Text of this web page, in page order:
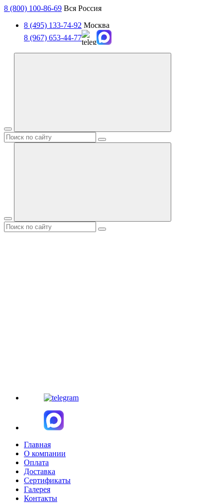
8 (800) 100-86-69 Вся Россия
8 (495) 133-74-92 Москва
8 (967) 653-44-77
Главная
О компании
Оплата
Доставка
Сертификаты
Галерея
Контакты